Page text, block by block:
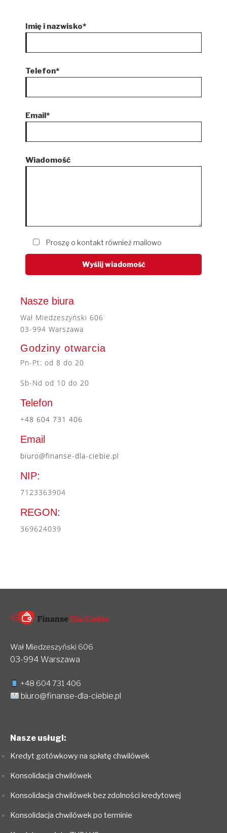
Imię i nazwisko*
Telefon*
Email*
Wiadomość
Proszę o kontakt również mailowo
Nasze biura
Wał Miedzeszyński 606
03-994 Warszawa
Godziny otwarcia
Pn-Pt: od 8 do 20
Sb-Nd od 10 do 20
Telefon
+48 604 731 406
Email
biuro@finanse-dla-ciebie.pl
NIP:
7123363904
REGON:
369624039
Wał Miedzeszyński 606
03-994 Warszawa
+48 604 731 406
biuro@finanse-dla-ciebie.pl
Nasze usługi:
Kredyt gotówkowy na spłatę chwilówek
Konsolidacja chwilówek
Konsolidacja chwilówek bez zdolności kredytowej
Konsolidacja chwilówek po terminie